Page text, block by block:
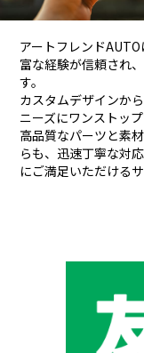
アートフレンド
富な経験が信頼され、
す。
カスタムデザインか
ニーズにワンストッ
高品質なパーツと素
らも、 迅速丁寧な対
にご満足いただける
メー